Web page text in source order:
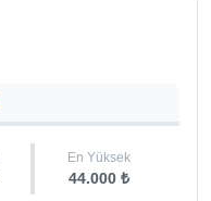
En Yüksek
44.000 ₺